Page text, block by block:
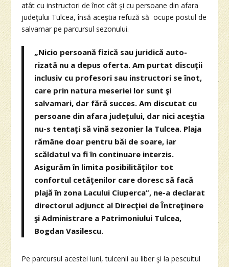
atât cu instructori de înot cât şi cu persoane din afara
judeţului Tulcea, însă aceştia refuză să ocupe postul de
salvamar pe parcursul sezonului.
„Nicio persoană fizică sau juridică auto-
rizată nu a depus oferta. Am purtat discuţii
inclusiv cu profesori sau instructori se înot,
care prin natura meseriei lor sunt şi
salvamari, dar fără succes. Am discutat cu
persoane din afara judeţului, dar nici aceştia
nu-s tentaţi să vină sezonier la Tulcea. Plaja
rămâne doar pentru băi de soare, iar
scăldatul va fi în continuare interzis.
Asigurăm în limita posibilităţilor tot
confortul cetăţenilor care doresc să facă
plajă în zona Lacului Ciuperca”, ne-a declarat
directorul adjunct al Direcţiei de Întreţinere
şi Administrare a Patrimoniului Tulcea,
Bogdan Vasilescu.
Pe parcursul acestei luni, tulcenii au liber şi la pescuitul